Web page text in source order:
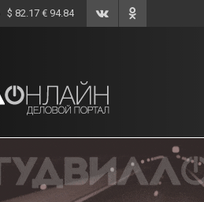
$ 82.17 € 94.84